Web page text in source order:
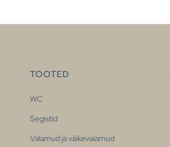
TOOTED
WC
Segistid
Valamud ja väikevalamud